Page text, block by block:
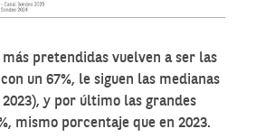
pretendidas vuelven a ser las
un 67%, le siguen las medianas
2023), y por último las grandes
mismo porcentaje que en 2023.